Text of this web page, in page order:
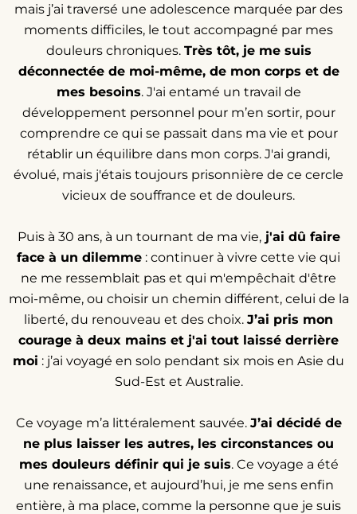
mais j’ai traversé une adolescence marquée par des
moments difficiles, le tout accompagné par mes
douleurs chroniques. Très tôt, je me suis
déconnectée de moi-même, de mon corps et de
mes besoins. J'ai entamé un travail de
développement personnel pour m’en sortir, pour
comprendre ce qui se passait dans ma vie et pour
rétablir un équilibre dans mon corps. J'ai grandi,
évolué, mais j'étais toujours prisonnière de ce cercle
vicieux de souffrance et de douleurs.
Puis à 30 ans, à un tournant de ma vie,j'ai dû faire
face à un dilemme : continuer à vivre cette vie qui
ne me ressemblait pas et qui m'empêchait d'être
moi-même, ou choisir un chemin différent, celui de la
liberté, du renouveau et des choix. J’ai pris mon
courage à deux mains et j'ai tout laissé derrière
moi : j’ai voyagé en solo pendant six mois en Asie du
Sud-Est et Australie.
Ce voyage m’a littéralement sauvée. J’ai décidé de
ne plus laisser les autres, les circonstances ou
mes douleurs définir qui je suis. Ce voyage a été
une renaissance, et aujourd’hui, je me sens enfin
entière, à ma place, comme la personne que je suis